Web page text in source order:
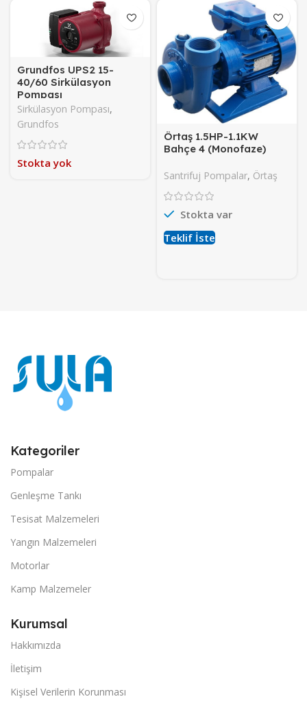
Grundfos UPS2 15-
40/60 Sirkülasyon
Pompası
Sirkülasyon Pompası,
Grundfos
Stokta yok
Örtaş 1.5HP-1.1KW
Bahçe 4 (Monofaze)
Santrifuj Pompalar, Örtaş
Stokta var
Teklif İste
Kategoriler
Pompalar
Genleşme Tankı
Tesisat Malzemeleri
Yangın Malzemeleri
Motorlar
Kamp Malzemeler
Kurumsal
Hakkımızda
İletişim
Kişisel Verilerin Korunması